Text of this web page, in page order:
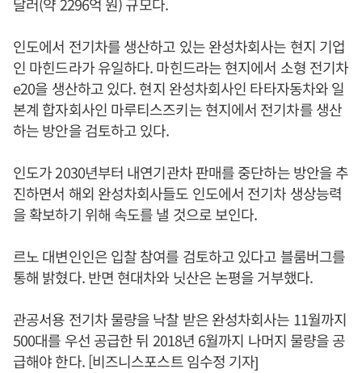
달러(약 2296억 원) 규모다.
인도에서 전기차를 생산하고 있는 완성차회사는 현지 기업
인 마힌드라가 유일하다. 마힌드라는 현지에서 소형 전기차
e20을 생산하고 있다. 현지 완성차회사인 타타자동차와 일
본계 합자회사인 마루티스즈키는 현지에서 전기차를 생산
하는 방안을 검토하고 있다.
인도가 2030년부터 내연기관차 판매를 중단하는 방안을 추
진하면서 해외 완성차회사들도 인도에서 전기차 생상능력
을 확보하기 위해 속도를 낼 것으로 보인다.
르노 대변인인은 입찰 참여를 검토하고 있다고 블룸버그를
통해 밝혔다. 반면 현대차와 닛산은 논평을 거부했다.
관공서용 전기차 물량을 낙찰 받은 완성차회사는 11월까지
500대를 우선 공급한 뒤 2018년 6월까지 나머지 물량을 공
급해야 한다. [비즈니스포스트 임수정 기자]